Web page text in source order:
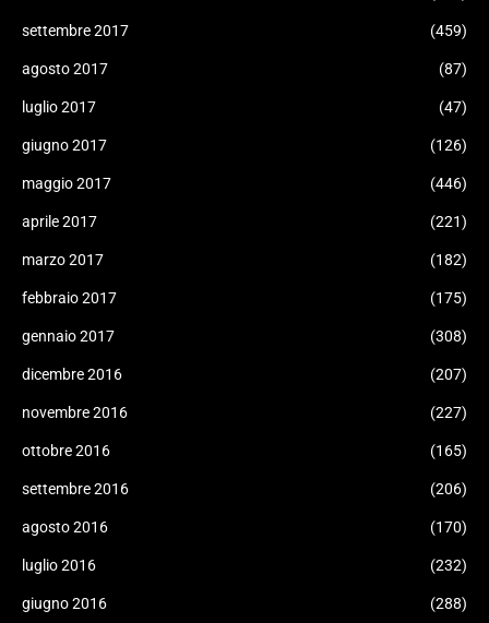
settembre 2017 (459)
agosto 2017 (87)
luglio 2017 (47)
giugno 2017 (126)
maggio 2017 (446)
aprile 2017 (221)
marzo 2017 (182)
febbraio 2017 (175)
gennaio 2017 (308)
dicembre 2016 (207)
novembre 2016 (227)
ottobre 2016 (165)
settembre 2016 (206)
agosto 2016 (170)
luglio 2016 (232)
giugno 2016 (288)